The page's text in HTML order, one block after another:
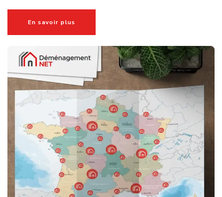
En savoir plus